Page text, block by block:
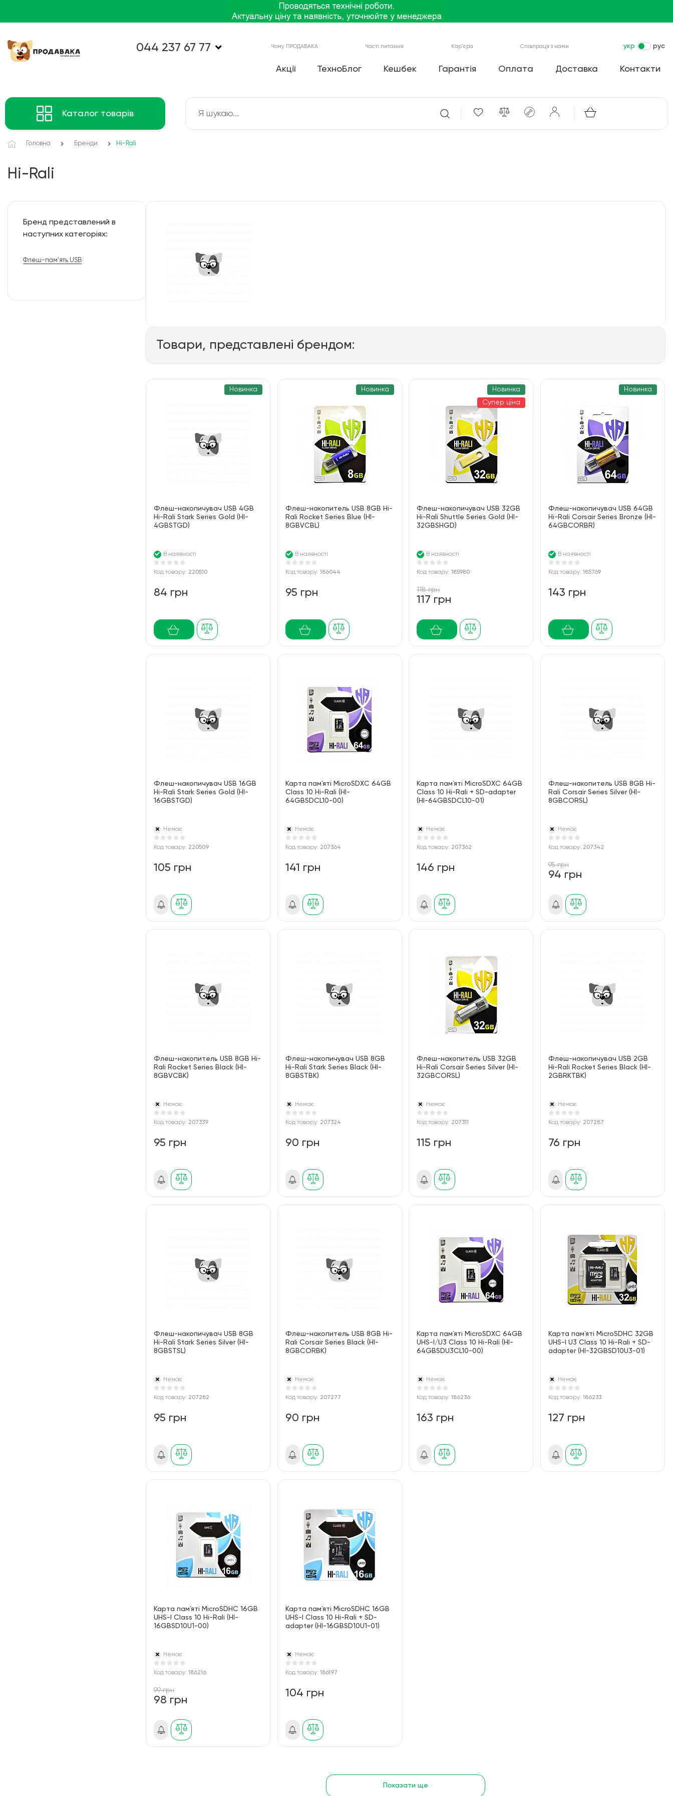
044 237 67 77 Чому ПРОДАВАКА Часті питання Кар'єра Співпраця з нами укр рус
Акції ТехноБлог Кешбек Гарантія Оплата Доставка Контакти
Каталог товарів
Головна Бренди Hi-Rali
Hi-Rali
Бренд представлений в
наступних категоріях:
Флеш-пам'ять USB
Товари, представлені брендом:
Новинка
Флеш-накопичувач USB 4GB
Hi-Rali Stark Series Gold (HI-
4GBSTGD)
В наявності
Код товару: 220510
84 грн
Новинка
Флеш-накопитель USB 8GB Hi-
Rali Rocket Series Blue (HI-
8GBVCBL)
В наявності
Код товару: 186044
95 грн
Новинка
Супер ціна
Флеш-накопичувач USB 32GB
Hi-Rali Shuttle Series Gold (HI-
32GBSHGD)
В наявності
Код товару:185980
118 грн
117 грн
Новинка
Флеш-накопичувач USB 64GB
Hi-Rali Corsair Series Bronze (HI-
64GBCORBR)
В наявності
Код товару: 185769
143 грн
Флеш-накопичувач USB 16GB
Hi-Rali Stark Series Gold (HI-
16GBSTGD)
Немає
Код товару: 220509
105 грн
Карта пам`ятi MicroSDXC 64GB
Class 10 Hi-Rali (HI-
64GBSDCL10-00)
Немає
Код товару: 207364
141 грн
Карта пам`ятi MicroSDXC 64GB
Class 10 Hi-Rali + SD-adapter
(HI-64GBSDCL10-01)
Немає
Код товару: 207362
146 грн
Флеш-накопитель USB 8GB Hi-
Rali Corsair Series Silver (HI-
8GBCORSL)
Немає
Код товару: 207342
95 грн
94 грн
Флеш-накопитель USB 8GB Hi-
Rali Rocket Series Black (HI-
8GBVCBK)
Немає
Код товару: 207339
95 грн
Флеш-накопичувач USB 8GB
Hi-Rali Stark Series Black (HI-
8GBSTBK)
Немає
Код товару: 207324
90 грн
Флеш-накопитель USB 32GB
Hi-Rali Corsair Series Silver (HI-
32GBCORSL)
Немає
Код товару: 207311
115 грн
Флеш-накопичувач USB 2GB
Hi-Rali Rocket Series Black (HI-
2GBRKTBK)
Немає
Код товару: 207287
76 грн
Флеш-накопичувач USB 8GB
Hi-Rali Stark Series Silver (HI-
8GBSTSL)
Немає
Код товару: 207282
95 грн
Флеш-накопитель USB 8GB Hi-
Rali Corsair Series Black (HI-
8GBCORBK)
Немає
Код товару: 207277
90 грн
Карта пам`ятi MicroSDXC 64GB
UHS-I/U3 Class 10 Hi-Rali (HI-
64GBSDU3CL10-00)
Немає
Код товару:186236
163 грн
Карта пам`ятi MicroSDHC 32GB
UHS-I U3 Class 10 Hi-Rali + SD-
adapter (HI-32GBSD10U3-01)
Немає
Код товару: 186233
127 грн
Карта пам`ятi MicroSDHC 16GB
UHS-I Class 10 Hi-Rali (HI-
16GBSD10U1-00)
Немає
Код товару: 186216
99 грн
98 грн
Карта пам`ятi MicroSDHC 16GB
UHS-I Class 10 Hi-Rali + SD-
adapter (HI-16GBSD10U1-01)
Немає
Код товару: 186197
104 грн
Показати ще